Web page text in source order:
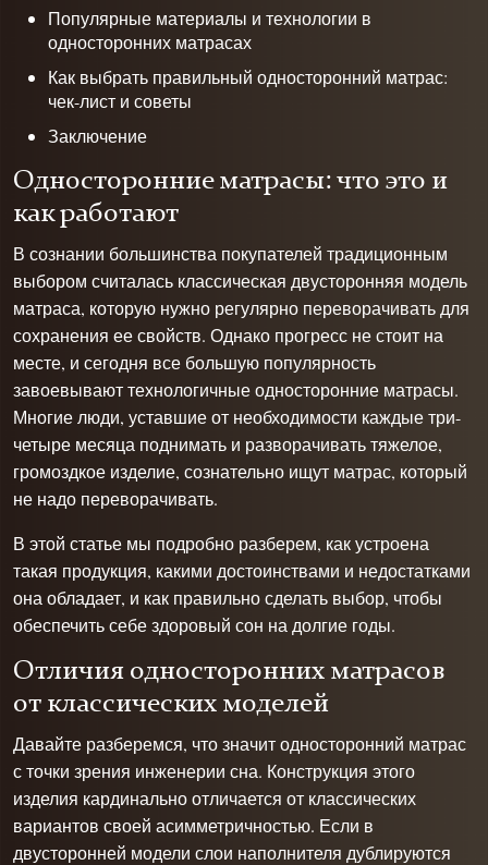
Популярные материалы и технологии в
односторонних матрасах
Как выбрать правильный односторонний матрас:
чек-лист и советы
Заключение
Односторонние матрасы: что это и
как работают
В сознании большинства покупателей традиционным
выбором считалась классическая двусторонняя модель
матраса, которую нужно регулярно переворачивать для
сохранения ее свойств. Однако прогресс не стоит на
месте, и сегодня все большую популярность
завоевывают технологичные односторонние матрасы.
Многие люди, уставшие от необходимости каждые три-
четыре месяца поднимать и разворачивать тяжелое,
громоздкое изделие, сознательно ищут матрас, который
не надо переворачивать.
В этой статье мы подробно разберем, как устроена
такая продукция, какими достоинствами и недостатками
она обладает, и как правильно сделать выбор, чтобы
обеспечить себе здоровый сон на долгие годы.
Отличия односторонних матрасов
от классических моделей
Давайте разберемся, что значит односторонний матрас
с точки зрения инженерии сна. Конструкция этого
изделия кардинально отличается от классических
вариантов своей асимметричностью. Если в
двусторонней модели слои наполнителя дублируются